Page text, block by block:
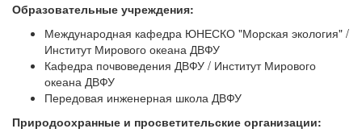
Образовательные учреждения:
Международная кафедра ЮНЕСКО "Морская экология" /
Институт Мирового океана ДВФУ
Кафедра почвоведения ДВФУ / Институт Мирового
океана ДВФУ
Передовая инженерная школа ДВФУ
Природоохранные и просветительские организации: